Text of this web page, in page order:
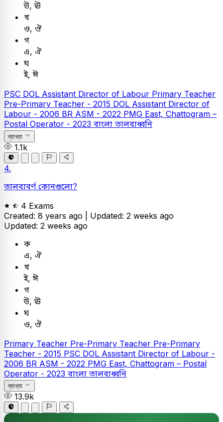
উ, ঊ
খ
ও, ঔ
গ
এ, ঐ
ঘ
ই, ঈ
PSC DOL Assistant Director of Labour Primary Teacher
Pre-Primary Teacher - 2015 DOL Assistant Director of
Labour - 2006 BR ASM - 2022 PMG East, Chattogram –
Postal Operator - 2023 বাংলা তালব্যধ্বনি
ব্যাখ্যা
1.1k
4.
তালব্যবর্ণ কোনগুলো?
4 Exams
Created: 8 years ago | Updated: 2 weeks ago
Updated: 2 weeks ago
ক
এ, ঐ
খ
ই, ঈ
গ
উ, ঊ
ঘ
ও, ঔ
Primary Teacher Pre-Primary Teacher Pre-Primary
Teacher - 2015 PSC DOL Assistant Director of Labour -
2006 BR ASM - 2022 PMG East, Chattogram – Postal
Operator - 2023 বাংলা তালব্যধ্বনি
ব্যাখ্যা
13.9k